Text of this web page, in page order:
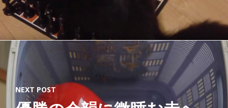
お
手
理
NEXT POST